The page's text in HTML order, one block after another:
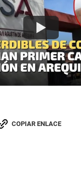
COPIAR ENLACE